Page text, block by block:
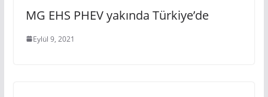
MG EHS PHEV yakında Türkiye’de
Eylül 9, 2021